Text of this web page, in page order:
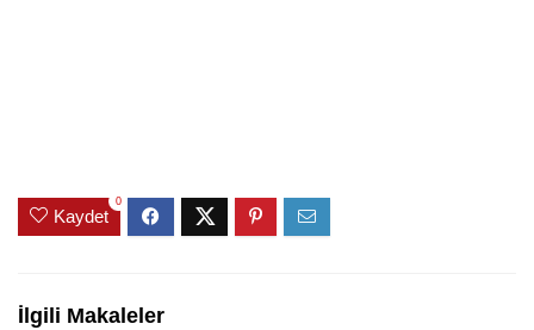
Kaydet
0
İlgili Makaleler